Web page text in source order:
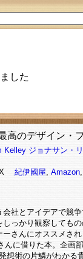
した
高のデザイン・
Kelley ジョナサン・
紀伊國屋, Amazon
会社とアイデアで競
しっかり観察しても
ーさんにオススメさ
んに借りた本。企画
発想術の片鱗がわか